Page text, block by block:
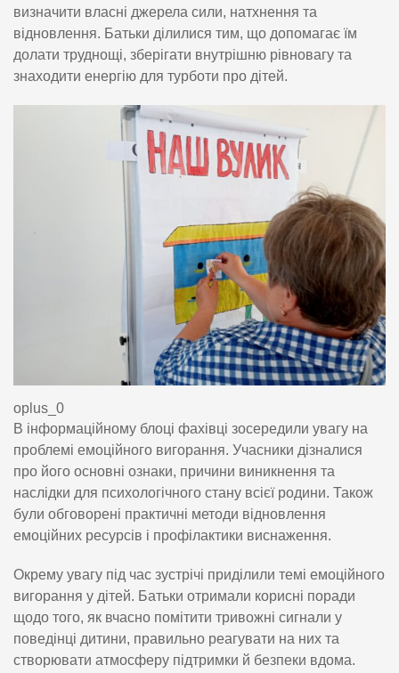
визначити власні джерела сили, натхнення та
відновлення. Батьки ділилися тим, що допомагає їм
долати труднощі, зберігати внутрішню рівновагу та
знаходити енергію для турботи про дітей.
oplus_0
В інформаційному блоці фахівці зосередили увагу на
проблемі емоційного вигорання. Учасники дізналися
про його основні ознаки, причини виникнення та
наслідки для психологічного стану всієї родини. Також
були обговорені практичні методи відновлення
емоційних ресурсів і профілактики виснаження.
Окрему увагу під час зустрічі приділили темі емоційного
вигорання у дітей. Батьки отримали корисні поради
щодо того, як вчасно помітити тривожні сигнали у
поведінці дитини, правильно реагувати на них та
створювати атмосферу підтримки й безпеки вдома.